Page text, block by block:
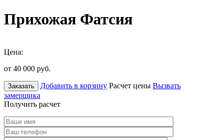
Прихожая Фатсия
Цена:
от 40 000 руб.
Заказать Добавить в корзину Расчет цены Вызвать
замерщика
Получить расчет